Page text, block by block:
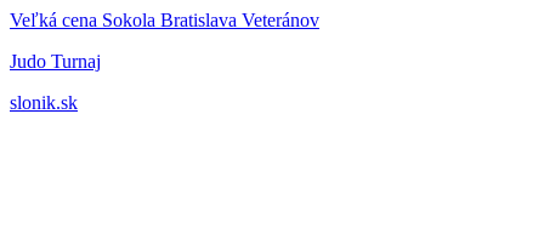
Veľká cena Sokola Bratislava Veteránov
Judo Turnaj
slonik.sk